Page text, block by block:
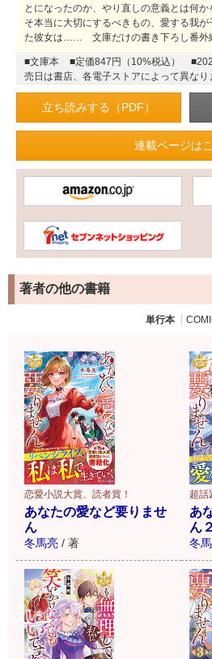
とになったのか、やり直しの意義とは何
そ本当に大切にするべきもの、愛する我
た彼女は…… 文庫だけの書き下ろし番外
■文庫本 ■定価847円（10%税込）
売日は書店、各電子ストアによって異なり
立ち読みする（PDF）
連載ページは
著者の他の書籍
単行本
恋愛小説大賞、読者賞！
あなたの愛など要りませ
ん
冬馬亮 / 著
超話
あ
ん２
冬